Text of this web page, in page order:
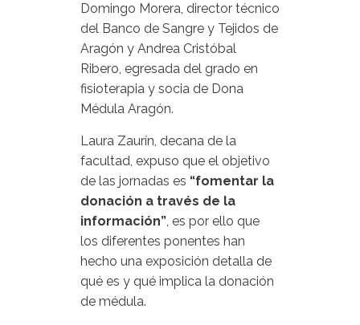
Domingo Morera, director técnico
del Banco de Sangre y Tejidos de
Aragón y Andrea Cristóbal
Ribero, egresada del grado en
fisioterapia y socia de Dona
Médula Aragón.
Laura Zaurín, decana de la
facultad, expuso que el objetivo
de las jornadas es “fomentar la
donación a través de la
información”, es por ello que
los diferentes ponentes han
hecho una exposición detalla de
qué es y qué implica la donación
de médula.